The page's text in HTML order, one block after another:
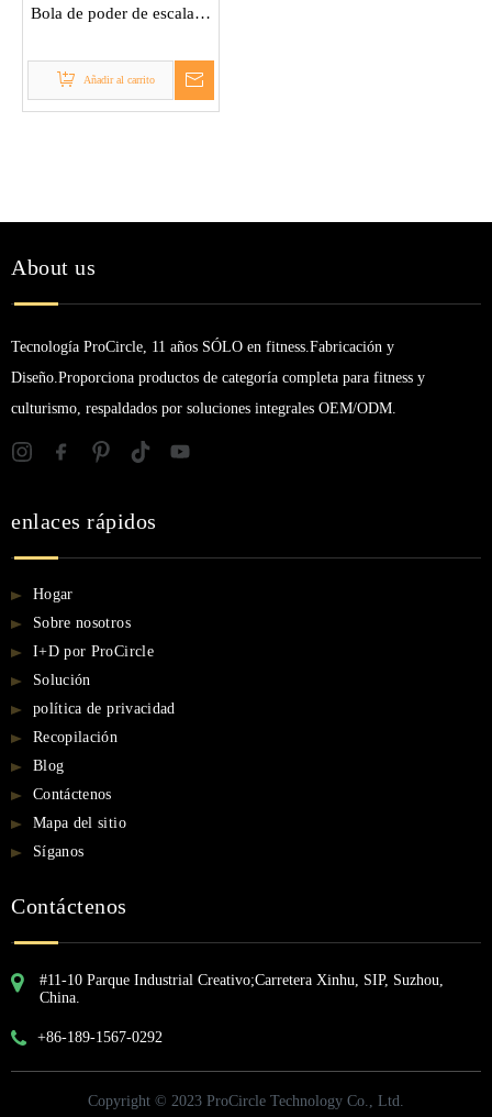
Bola de poder de escalada
Añadir al carrito
About us
Tecnología ProCircle, 11 años SÓLO en fitness.Fabricación y
Diseño.Proporciona productos de categoría completa para fitness y
culturismo, respaldados por soluciones integrales OEM/ODM.
enlaces rápidos
Hogar
Sobre nosotros
I+D por ProCircle
Solución
política de privacidad
Recopilación
Blog
Contáctenos
Mapa del sitio
Síganos
Contáctenos
#11-10 Parque Industrial Creativo;Carretera Xinhu, SIP, Suzhou,
China.
+86-189-1567-0292
Copyright © 2023 ProCircle Technology Co., Ltd.